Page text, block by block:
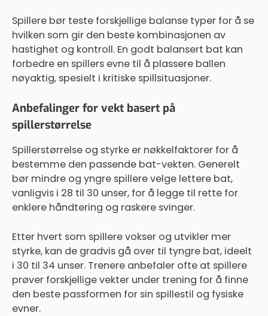
Spillere bør teste forskjellige balanse typer for å se
hvilken som gir den beste kombinasjonen av
hastighet og kontroll. En godt balansert bat kan
forbedre en spillers evne til å plassere ballen
nøyaktig, spesielt i kritiske spillsituasjoner.
Anbefalinger for vekt basert på
spillerstørrelse
Spillerstørrelse og styrke er nøkkelfaktorer for å
bestemme den passende bat-vekten. Generelt
bør mindre og yngre spillere velge lettere bat,
vanligvis i 28 til 30 unser, for å legge til rette for
enklere håndtering og raskere svinger.
Etter hvert som spillere vokser og utvikler mer
styrke, kan de gradvis gå over til tyngre bat, ideelt
i 30 til 34 unser. Trenere anbefaler ofte at spillere
prøver forskjellige vekter under trening for å finne
den beste passformen for sin spillestil og fysiske
evner.